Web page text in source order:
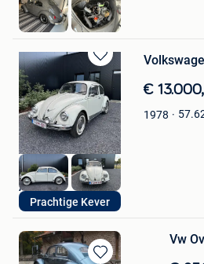
RV
Hamont
Bewaren
in
Mijn
Favorieten
Prachtige Kever
€
1978
Arc
Sint-Truiden
Vw